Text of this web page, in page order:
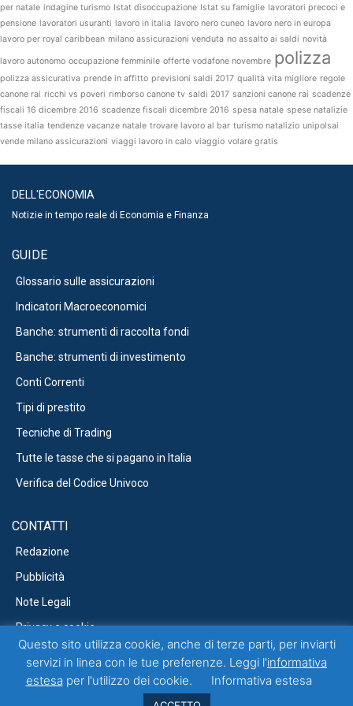
per natale indagine turismo Istat disoccupazione Istat su famiglie lavoratori precoci e
pensione lavoratori usuranti lavoro in italia lavoro nero cuneo lavoro nero in europa
lavoro per royal caribbean milano assicurazioni venduta no assalto ai saldi novità
lavoro autonomo occupazione femminile offerte vodafone novembre polizza
polizza assicurativa prende in affitto previsioni saldi 2017 qualità vita migliore regole
canone rai ricchi vs poveri rimborso canone tv saldi 2017 sanzioni canone rai scadenze
fiscali 16 dicembre 2016 scadenze fiscali dicembre 2016 spesa natale spese natalizie
tasse italia tendenze vacanze natale trovare lavoro al bar turismo natalizio unipolsai
vende milano assicurazioni viaggi lavoro in calo viaggio volare gratis
DELL'ECONOMIA
Notizie in tempo reale di Economia e Finanza
GUIDE
Glossario sulle assicurazioni
Indicatori Macroeconomici
Banche: strumenti di raccolta fondi
Banche: strumenti di investimento
Conti Correnti
Tipi di prestito
Tecniche di Trading
Tutte le tasse che si pagano in Italia
Verifica del Codice Univoco
CONTATTI
Redazione
Pubblicità
Note Legali
Privacy e cookie
Questo blog non rappresenta una testata giornalistica in quanto viene
aggiornato senza alcuna periodicità. Non può pertanto considerarsi un
Questo sito utilizza cookie, anche di terze parti, per inviarti
servizi in linea con le tue preferenze. Leggi l'informativa
estesa per l'utilizzo dei cookie. Informativa estesa